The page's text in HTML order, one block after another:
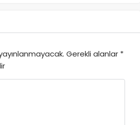
Gerekli alanlar *